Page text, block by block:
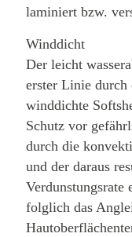
laminiert bzw.
Winddicht
Der leicht
erster Linie durch
winddichte
Schutz vor
durch die
und der daraus
Verdunstungsrate
folglich das